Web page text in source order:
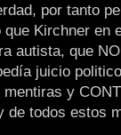
por tanto
Kirchner en
autista, que
juicio
y
de todos estos